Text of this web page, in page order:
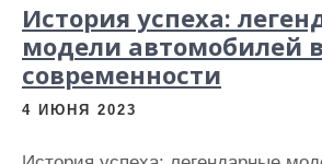
История успеха:
модели автомобилей в
современности
4 ИЮНЯ 2023